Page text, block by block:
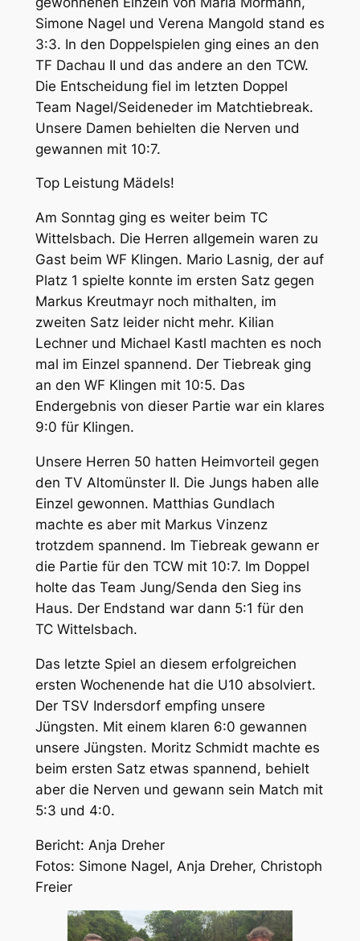
Simone Nagel und Verena Mangold stand es
3:3. In den Doppelspielen ging eines an den
TF Dachau II und das andere an den TCW.
Die Entscheidung fiel im letzten Doppel
Team Nagel/Seideneder im Matchtiebreak.
Unsere Damen behielten die Nerven und
gewannen mit 10:7.
Top Leistung Mädels!
Am Sonntag ging es weiter beim TC
Wittelsbach. Die Herren allgemein waren zu
Gast beim WF Klingen. Mario Lasnig, der auf
Platz 1 spielte konnte im ersten Satz gegen
Markus Kreutmayr noch mithalten, im
zweiten Satz leider nicht mehr. Kilian
Lechner und Michael Kastl machten es noch
mal im Einzel spannend. Der Tiebreak ging
an den WF Klingen mit 10:5. Das
Endergebnis von dieser Partie war ein klares
9:0 für Klingen.
Unsere Herren 50 hatten Heimvorteil gegen
den TV Altomünster II. Die Jungs haben alle
Einzel gewonnen. Matthias Gundlach
machte es aber mit Markus Vinzenz
trotzdem spannend. Im Tiebreak gewann er
die Partie für den TCW mit 10:7. Im Doppel
holte das Team Jung/Senda den Sieg ins
Haus. Der Endstand war dann 5:1 für den
TC Wittelsbach.
Das letzte Spiel an diesem erfolgreichen
ersten Wochenende hat die U10 absolviert.
Der TSV Indersdorf empfing unsere
Jüngsten. Mit einem klaren 6:0 gewannen
unsere Jüngsten. Moritz Schmidt machte es
beim ersten Satz etwas spannend, behielt
aber die Nerven und gewann sein Match mit
5:3 und 4:0.
Bericht: Anja Dreher
Fotos: Simone Nagel, Anja Dreher, Christoph
Freier